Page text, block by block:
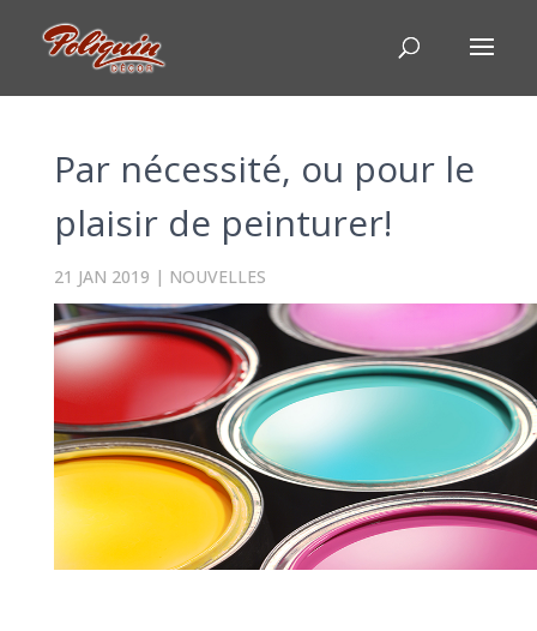
Par nécessité, ou pour le
plaisir de peinturer!
21 JAN 2019 | NOUVELLES